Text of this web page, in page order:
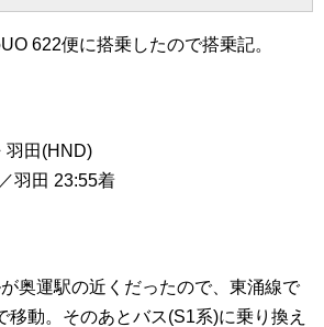
622便に搭乗したので搭乗記。
羽田(HND)
羽田 23:55着
奥運駅の近くだったので、東涌線で
動。そのあとバス(S1系)に乗り換え